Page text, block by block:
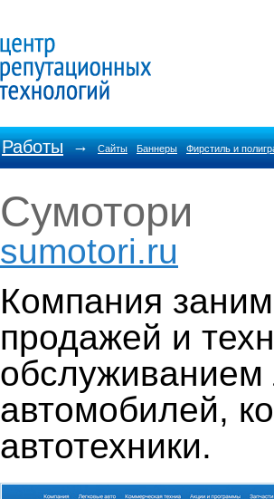
Работы → Сайты Баннеры Фирстиль и
Сумотори
sumotori.ru
Компания
продажей и
обслуживанием
автомобилей,
автотехники.